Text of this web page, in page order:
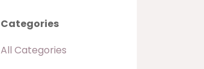
Categories
All Categories